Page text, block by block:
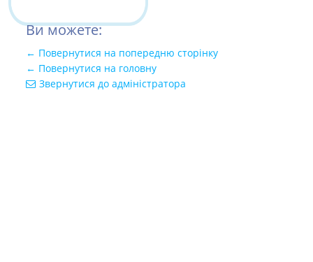
Ви можете:
← Повернутися на попередню сторінку
← Повернутися на головну
Звернутися до адміністратора